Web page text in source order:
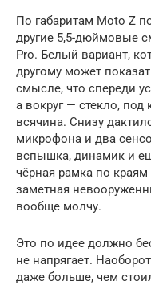
По габаритам Moto Z
другие 5,5-дюймовые
Pro. Белый вариант,
другому может
смысле, что спереди
а вокруг — стекло,
всячина. Снизу
микрофона и два
вспышка, динамик и
чёрная рамка по
заметная
вообще молчу.
Это по идее должно
не напрягает.
даже больше, чем